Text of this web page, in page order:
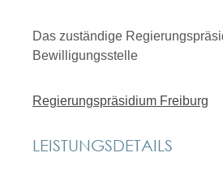
Das zuständige
Bewilligungsstelle
Regierungspräsidium Freiburg
LEISTUNGSDETAILS